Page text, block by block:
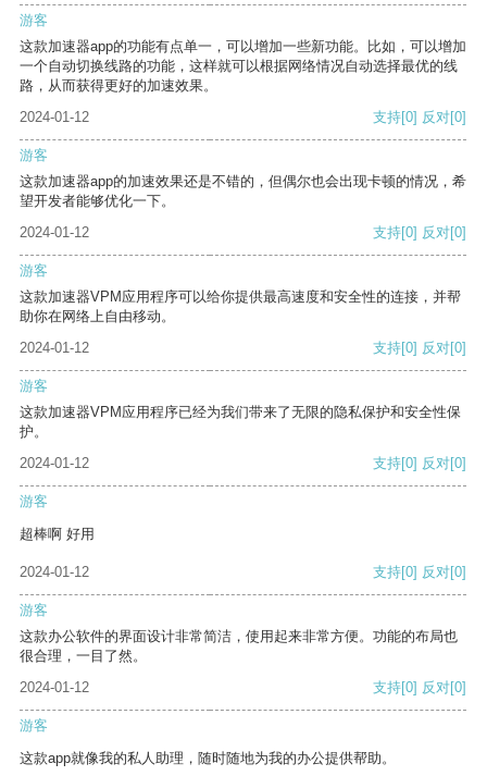
游客
这款加速器app的功能有点单一，可以增加一些新功能。比如，可以增加
一个自动切换线路的功能，这样就可以根据网络情况自动选择最优的线
路，从而获得更好的加速效果。
2024-01-12
支持[0] 反对[0]
游客
这款加速器app的加速效果还是不错的，但偶尔也会出现卡顿的情况，希
望开发者能够优化一下。
2024-01-12
支持[0] 反对[0]
游客
这款加速器VPM应用程序可以给你提供最高速度和安全性的连接，并帮
助你在网络上自由移动。
2024-01-12
支持[0] 反对[0]
游客
这款加速器VPM应用程序已经为我们带来了无限的隐私保护和安全性保
护。
2024-01-12
支持[0] 反对[0]
游客
超棒啊 好用
2024-01-12 支持[0] 反对[0]
游客
这款办公软件的界面设计非常简洁，使用起来非常方便。功能的布局也
很合理，一目了然。
2024-01-12
支持[0] 反对[0]
游客
这款app就像我的私人助理，随时随地为我的办公提供帮助。